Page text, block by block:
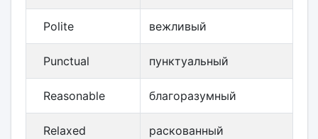
Polite вежливый
Punctual пунктуальный
Reasonable благоразумный
Relaxed раскованный